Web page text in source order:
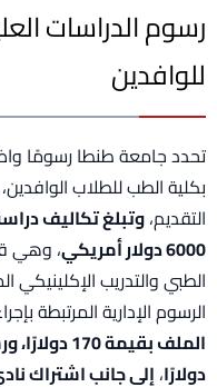
رسوم الدراسات
للوافدين
تحدد جامعة طنطا رسومًا
بكلية الطب للطلاب
التقديم،وتبلغ تكاليف
6000 دولار أمريكي
، وهي
الطبي والتدريب
الرسوم الإدارية المرتبطة
دولارًا،